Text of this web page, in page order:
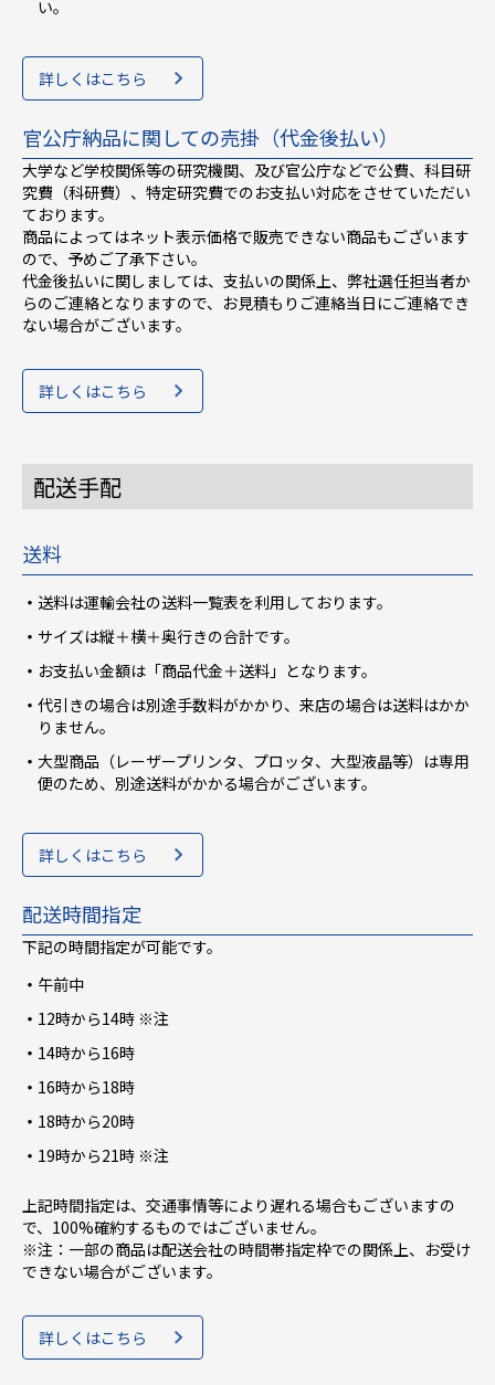
い。
詳しくはこちら
官公庁納品に関しての売掛（代金後払い）
大学など学校関係等の研究機関、及び官公庁などで公費、科目研
究費（科研費）、特定研究費でのお支払い対応をさせていただい
ております。
商品によってはネット表示価格で販売できない商品もございます
ので、予めご了承下さい。
代金後払いに関しましては、支払いの関係上、弊社選任担当者か
らのご連絡となりますので、お見積もりご連絡当日にご連絡でき
ない場合がございます。
詳しくはこちら
配送手配
送料
送料は運輸会社の送料一覧表を利用しております。
サイズは縦＋横＋奥行きの合計です。
お支払い金額は「商品代金＋送料」となります。
代引きの場合は別途手数料がかかり、来店の場合は送料はかか
りません。
大型商品（レーザープリンタ、プロッタ、大型液晶等）は専用
便のため、別途送料がかかる場合がございます。
詳しくはこちら
配送時間指定
下記の時間指定が可能です。
午前中
12時から14時 ※注
14時から16時
16時から18時
18時から20時
19時から21時 ※注
上記時間指定は、交通事情等により遅れる場合もございますの
で、100%確約するものではございません。
※注：一部の商品は配送会社の時間帯指定枠での関係上、お受け
できない場合がございます。
詳しくはこちら